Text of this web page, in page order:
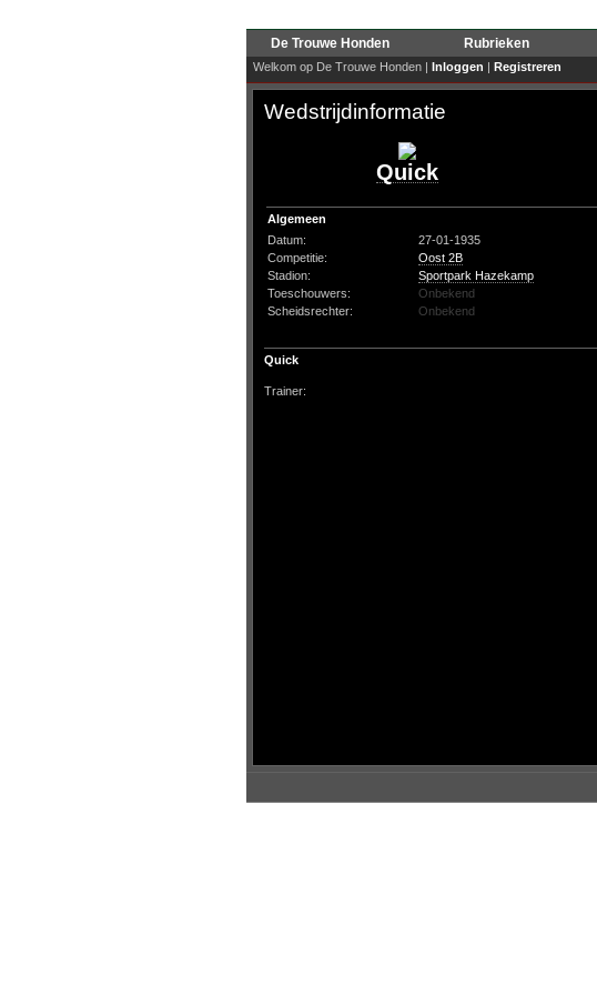
De Trouwe Honden Rubrieken
Welkom op De Trouwe Honden | Inloggen | Registreren
Wedstrijdinformatie
Quick
Algemeen
Datum:
27-01-1935
Competitie:
Oost 2B
Stadion:
Sportpark Hazekamp
Toeschouwers:
Onbekend
Scheidsrechter:
Onbekend
Quick
Trainer: